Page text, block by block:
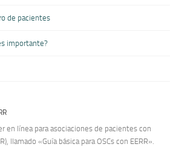
de pacientes
importante?
en línea para asociaciones de pacientes con
llamado «Guía básica para OSCs con EERR».